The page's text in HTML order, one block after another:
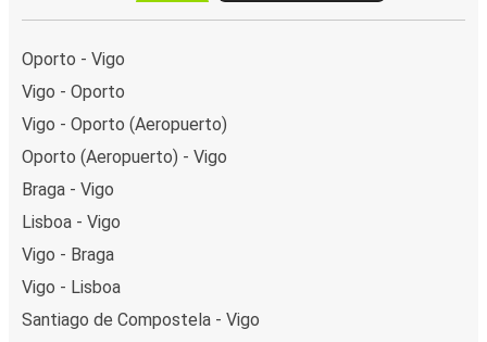
Oporto - Vigo
Vigo - Oporto
Vigo - Oporto (Aeropuerto)
Oporto (Aeropuerto) - Vigo
Braga - Vigo
Lisboa - Vigo
Vigo - Braga
Vigo - Lisboa
Santiago de Compostela - Vigo